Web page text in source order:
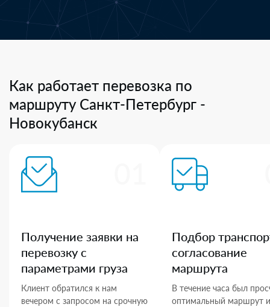
Как работает перевозка по
маршруту Санкт-Петербург -
Новокубанск
Получение заявки на
перевозку с
параметрами груза
Клиент обратился к нам
вечером с запросом на срочную
Подбор
согласование
маршрута
В течение часа был
оптимальный маршрут и